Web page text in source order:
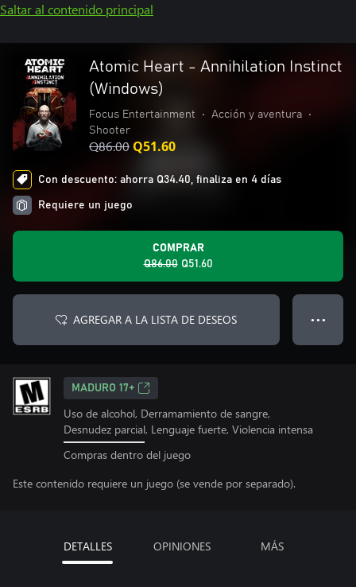
Saltar al contenido principal
Atomic Heart - Annihilation Instinct
(Windows)
Focus Entertainment • Acción y aventura
•
Shooter
Q86.00 Q51.60
Con descuento: ahorra Q34.40, finaliza en 4 días
Requiere un juego
COMPRAR
Q86.00 Q51.60
AGREGAR A LA LISTA DE DESEOS ● ● ●
MADURO 17+
Uso de alcohol, Derramamiento de sangre,
Desnudez parcial, Lenguaje fuerte, Violencia intensa
Compras dentro del juego
Este contenido requiere un juego (se vende por separado).
DETALLES OPINIONES MÁS